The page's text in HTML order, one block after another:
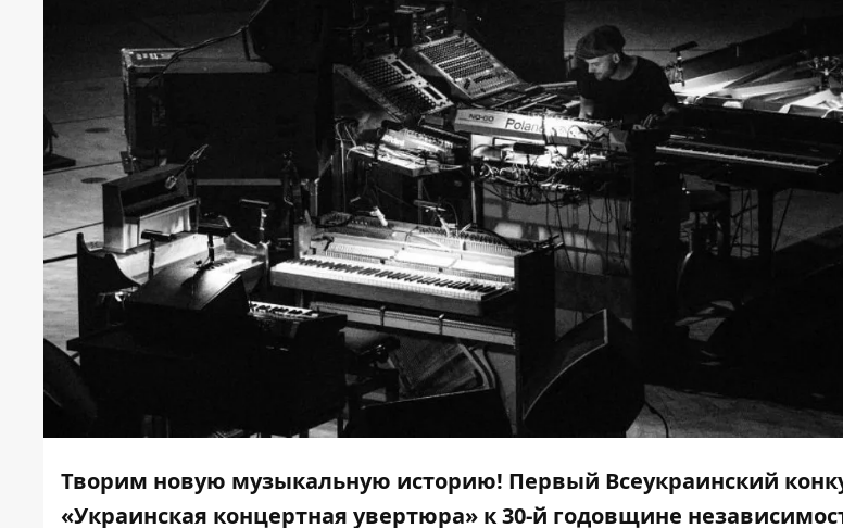
Творим новую музыкальную историю! Первый Всеукраинский
«Украинская концертная увертюра» к 30-й годовщине